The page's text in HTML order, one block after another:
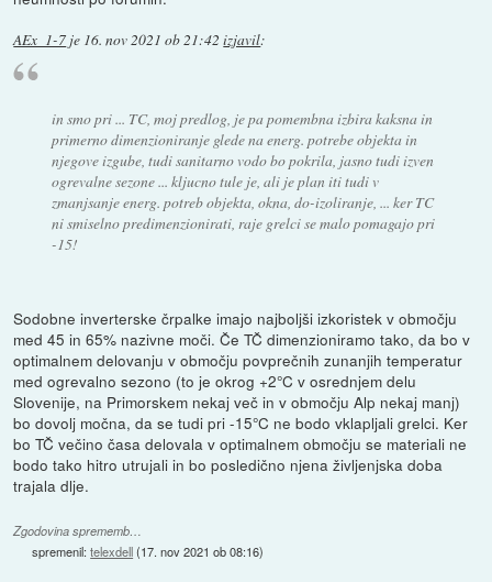
AEx_1-7 je 16. nov 2021 ob 21:42 izjavil:
in smo pri ... TC, moj predlog, je pa pomembna izbira kaksna in
primerno dimenzioniranje glede na energ. potrebe objekta in
njegove izgube, tudi sanitarno vodo bo pokrila, jasno tudi izven
ogrevalne sezone ... kljucno tule je, ali je plan iti tudi v
zmanjsanje energ. potreb objekta, okna, do-izoliranje, ... ker TC
ni smiselno predimenzionirati, raje grelci se malo pomagajo pri
-15!
Sodobne inverterske črpalke imajo najboljši izkoristek v območju
med 45 in 65% nazivne moči. Če TČ dimenzioniramo tako, da bo v
optimalnem delovanju v območju povprečnih zunanjih temperatur
med ogrevalno sezono (to je okrog +2°C v osrednjem delu
Slovenije, na Primorskem nekaj več in v območju Alp nekaj manj)
bo dovolj močna, da se tudi pri -15°C ne bodo vklapljali grelci. Ker
bo TČ večino časa delovala v optimalnem območju se materiali ne
bodo tako hitro utrujali in bo posledično njena življenjska doba
trajala dlje.
Zgodovina sprememb…
spremenil:telexdell(17. nov 2021 ob 08:16)